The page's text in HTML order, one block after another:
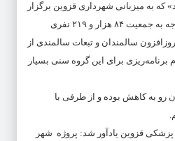
به میزبانی شهرداری قزوین برگزار
شد، مریم کرامتکار گفت: با توجه به جمعیت ۸۴ هزار و ۲۱۹ نفری
سالمندان و تبعات سالمندی از
برای این گروه سنی بسیار
رو به کاهش بوده و از طرفی با
قزوین یادآور شد: پروژه شهر